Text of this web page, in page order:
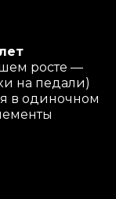
росте —
на педали)
в одиночном